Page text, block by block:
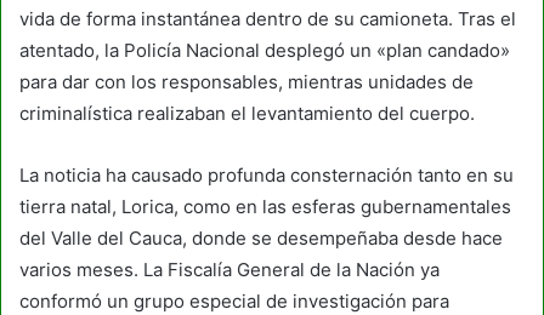
vida de forma instantánea dentro de su camioneta. Tras el
atentado, la Policía Nacional desplegó un «plan candado»
para dar con los responsables, mientras unidades de
criminalística realizaban el levantamiento del cuerpo.
La noticia ha causado profunda consternación tanto en su
tierra natal, Lorica, como en las esferas gubernamentales
del Valle del Cauca, donde se desempeñaba desde hace
varios meses. La Fiscalía General de la Nación ya
conformó un grupo especial de investigación para